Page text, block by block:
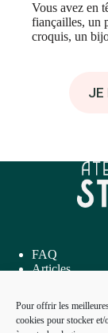
Pour offrir les
cookies pour stocker
Vous avez en
fiançailles, un
croquis, un
JE
FAQ
Articles